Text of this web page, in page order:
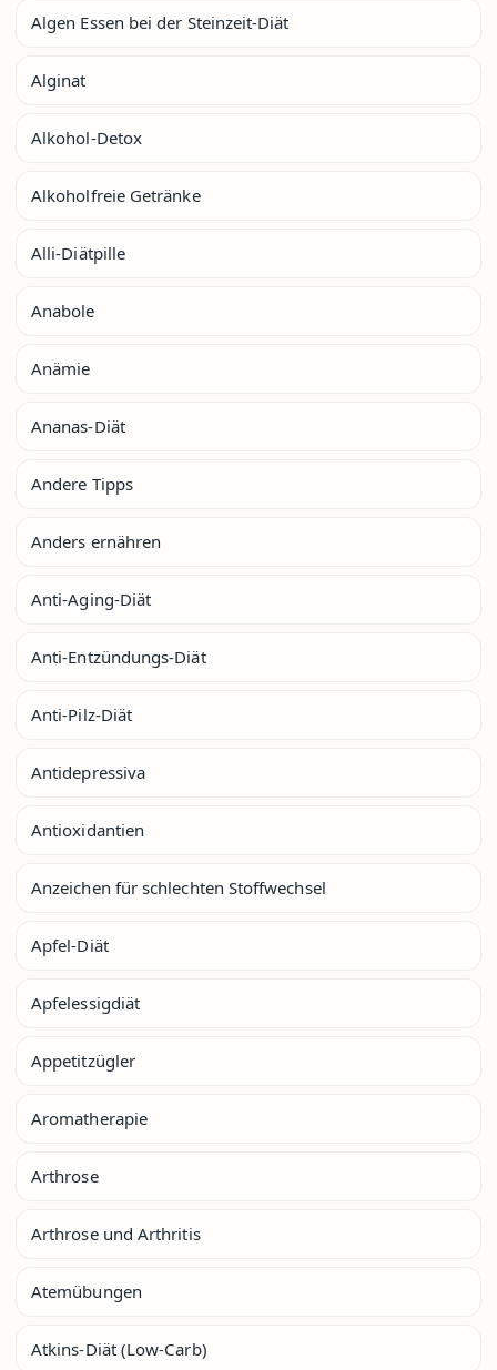
Algen Essen bei der Steinzeit-Diät
Alginat
Alkohol-Detox
Alkoholfreie Getränke
Alli-Diätpille
Anabole
Anämie
Ananas-Diät
Andere Tipps
Anders ernähren
Anti-Aging-Diät
Anti-Entzündungs-Diät
Anti-Pilz-Diät
Antidepressiva
Antioxidantien
Anzeichen für schlechten Stoffwechsel
Apfel-Diät
Apfelessigdiät
Appetitzügler
Aromatherapie
Arthrose
Arthrose und Arthritis
Atemübungen
Atkins-Diät (Low-Carb)